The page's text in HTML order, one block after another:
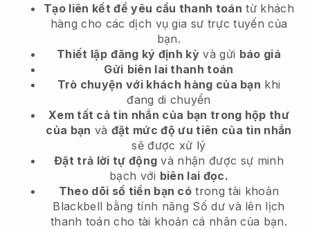
Tạo liên kết để yêu cầu thanh toán từ khách
hàngcho các dịch vụ gia sư trực tuyến của
bạn.
Thiết lập đăng ký định kỳ và gửi báo giá
Gửi biên lai thanh toán
Trò chuyện với khách hàng của bạn khi
đang di chuyển
Xem tất cả tin nhắn của bạn trong hộp thư
của bạn và đặt mức độ ưu tiên của tin nhắn
sẽ được xử lý
Đặt trả lời tự động và nhận được sự minh
bạch với biên lai đọc.
Theo dõi số tiền bạn có trong tài khoản
Blackbell bằng tính năng Số dư và lên lịch
thanh toán cho tài khoản cá nhân của bạn.